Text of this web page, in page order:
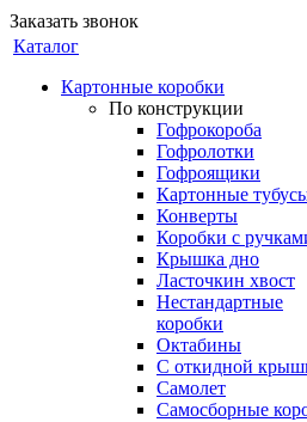
Заказать звонок
Каталог
Картонные коробки
По конструкции
Гофрокороба
Гофролотки
Гофроящики
Картонные
Конверты
Коробки с
Крышка дно
Ласточкин хвост
Нестандартные
коробки
Октабины
С откидной
Самолет
Самосборные